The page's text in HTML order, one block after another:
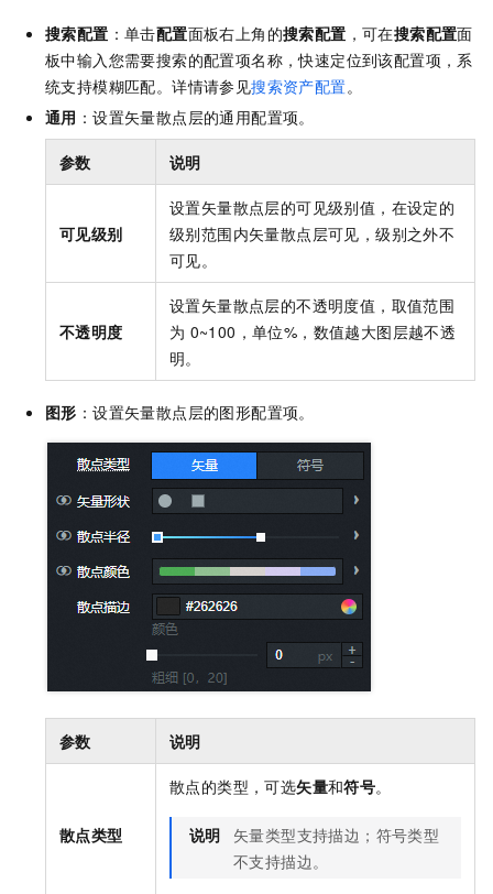
搜索配置 ：单击配置面板右上角的搜索配置 ，可在搜索配置面
板中输入您需要搜索的配置项名称，快速定位到该配置项，系
统支持模糊匹配。详情请参见搜索资产配置。
通用 ：设置矢量散点层的通用配置项。
参数 说明
可见级别
设置矢量散点层的可见级别值，在设定的
级别范围内矢量散点层可见，级别之外不
可见。
不透明度
设置矢量散点层的不透明度值，取值范围
为 0~100，单位%，数值越大图层越不透
明。
图形 ：设置矢量散点层的图形配置项。
参数 说明
散点类型
散点的类型，可选矢量和符号。
说明
矢量类型支持描边；符号类型
不支持描边。